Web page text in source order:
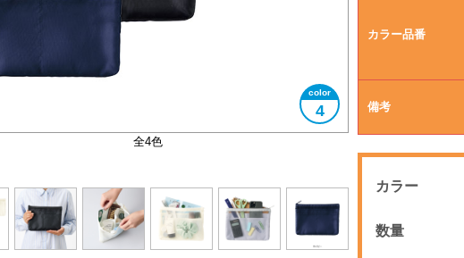
全4色
4
大きさイメージ
5つの仕切りポケット付き
使用イメージ
使用イメージ
カラー品番
備考
カラー
数量